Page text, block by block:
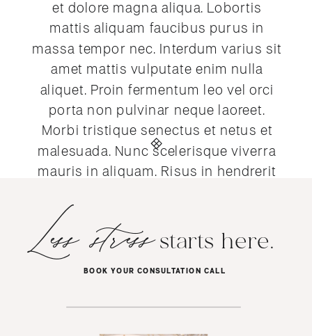
et dolore magna aliqua. Lobortis
mattis aliquam faucibus purus in
massa tempor nec. Interdum varius sit
amet mattis vulputate enim nulla
aliquet. Proin fermentum leo vel orci
porta non pulvinar neque laoreet.
Morbi tristique senectus et netus et
malesuada. Nunc scelerisque viverra
mauris in aliquam. Risus in hendrerit
Mauris augue neque gravida in
fermentum et. Commodo sed egestas
egestas fringilla phasellus faucibus
scelerisque eleifend. Elementum nisi
BOOK YOUR CONSULTATION CALL
starts here.
Less stress